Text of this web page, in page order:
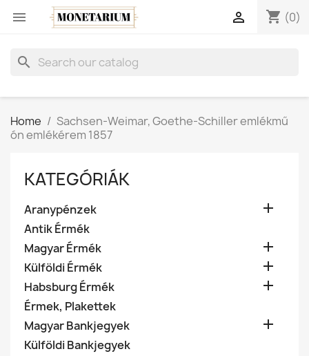
 shopping_cart (0)

search
Home
Sachsen-Weimar, Goethe-Schiller emlékmű
ón emlékérem 1857
KATEGÓRIÁK
Aranypénzek 
Antik Érmék
Magyar Érmék

Külföldi Érmék 
Habsburg Érmék 
Érmek, Plakettek
Magyar Bankjegyek

Külföldi Bankjegyek